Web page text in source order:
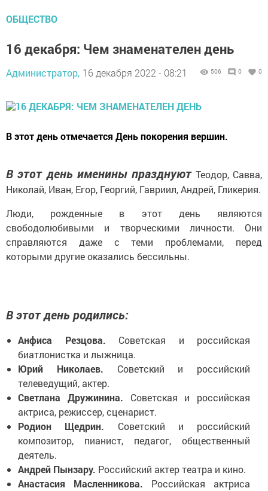
ОБЩЕСТВО
16 декабря: Чем знаменателен день
Администратор, 16 декабря 2022 - 08:21 506 0 0
В этот день отмечается День покорения вершин.
В этот день именины празднуютТеодор, Савва,
Николай, Иван, Егор, Георгий, Гавриил, Андрей, Гликерия.
Люди, рожденные в этот день являются
свободолюбивыми и творческими личности. Они
справляются даже с теми проблемами, перед
которыми другие оказались бессильны.
В этот день родились:
Анфиса Резцова. Советская и российская
биатлонистка и лыжница.
Юрий Николаев. Советский и российский
телеведущий, актер.
Светлана Дружинина. Советская и российская
актриса, режиссер, сценарист.
Родион Щедрин. Советский и российский
композитор, пианист, педагог, общественный
деятель.
Андрей Пынзару. Российский актер театра и кино.
Анастасия Масленникова. Российская актриса